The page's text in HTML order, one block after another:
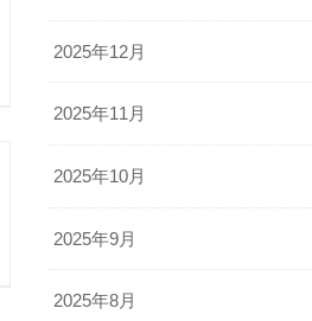
2025年12月
2025年11月
2025年10月
2025年9月
2025年8月